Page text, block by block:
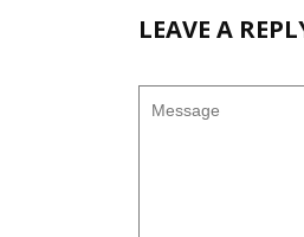
LEAVE A